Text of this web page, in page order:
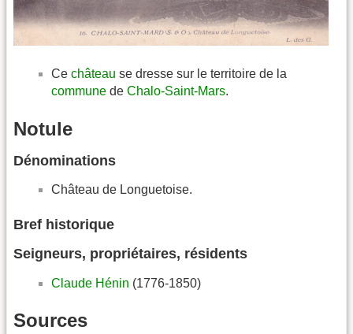
Ce château se dresse sur le territoire de la
commune de Chalo-Saint-Mars.
Notule
Dénominations
Château de Longuetoise.
Bref historique
Seigneurs, propriétaires, résidents
Claude Hénin (1776-1850)
Sources